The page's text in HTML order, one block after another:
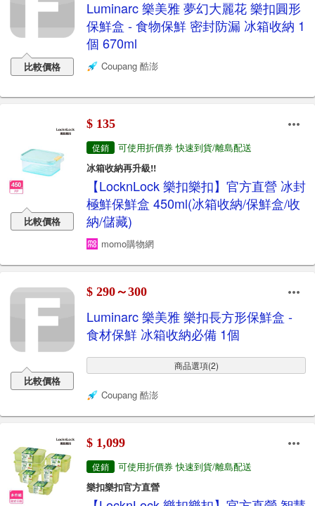
比較價格
Luminarc 樂美雅 夢幻大麗花 樂扣圓形
保鮮盒 - 食物保鮮 密封防漏 冰箱收納 1
個 670ml
Coupang 酷澎
比較價格
$ 135
促銷
可使用折價券 快速到貨/離島配送
冰箱收納再升級!!
【LocknLock 樂扣樂扣】官方直營 冰封
極鮮保鮮盒 450ml(冰箱收納/保鮮盒/收
納/儲藏)
momo購物網
比較價格
$ 290～300
Luminarc 樂美雅 樂扣長方形保鮮盒 -
食材保鮮 冰箱收納必備 1個
商品選項(2)
Coupang 酷澎
$ 1,099
促銷
可使用折價券 快速到貨/離島配送
樂扣樂扣官方直營